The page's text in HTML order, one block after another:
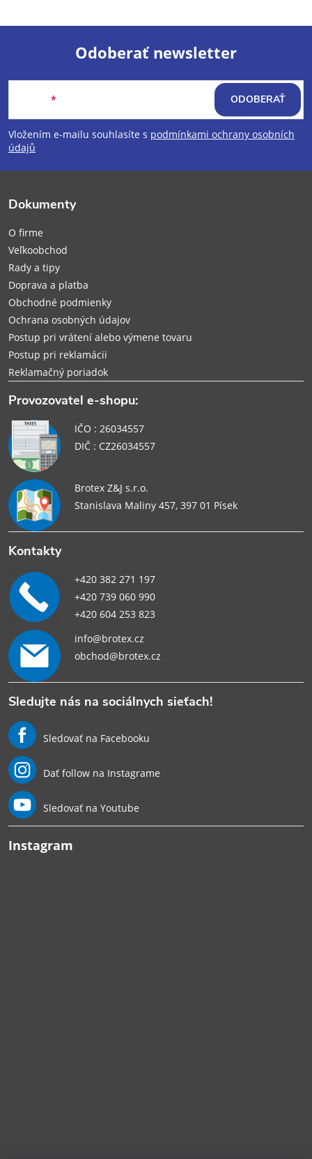
Z
á
p
e
Odoberať newsletter
Vložením e-mailu souhlasíte s podmínkami ochrany osobních
údajů
ODOBERAŤ
Dokumenty
O firme
Veľkoobchod
Rady a tipy
Doprava a platba
Obchodné podmienky
Ochrana osobných údajov
Postup pri vrátení alebo výmene tovaru
Postup pri reklamácii
Reklamačný poriadok
Provozovatel e-shopu:
IČO : 26034557
DIČ : CZ26034557
Brotex Z&J s.r.o.
Stanislava Maliny 457, 397 01 Písek
Kontakty
+420 382 271 197
+420 739 060 990
+420 604 253 823
info@brotex.cz
obchod@brotex.cz
Sledujte nás na sociálnych sieťach!
Sledovať na Facebooku
Dať follow na Instagrame
Sledovať na Youtube
Instagram